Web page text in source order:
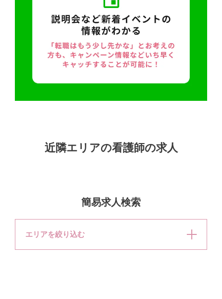
近隣エリアの看護師の求人
簡易求人検索
エリアを絞り込む